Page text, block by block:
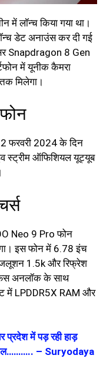
में लॉन्च किया गया था।
डेट अनाउंस कर दी गई
Snapdragon 8 Gen
में यूनीक कैमरा
मिलेगा।
फरवरी 2024 के दिन
स्ट्रीम ऑफिशियल यूट्यूब
Neo 9 Pro फोन
इस फोन में 6.78 इंच
1.5k और रिफ्रेश
फेस अनलॉक के साथ
में LPDDR5X RAM और
में पड़ रही हाड़
– Suryodaya